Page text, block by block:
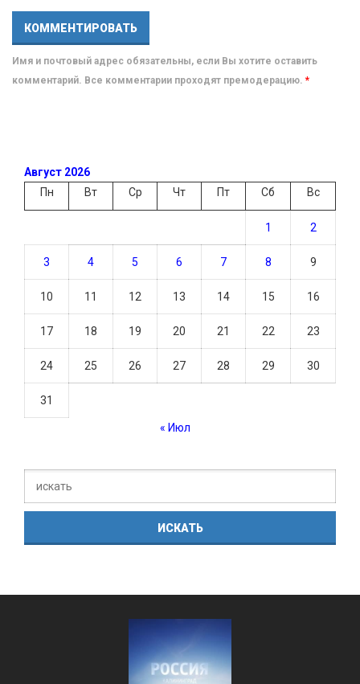
Имя и почтовый адрес обязательны, если Вы хотите оставить
комментарий. Все комментарии проходят премодерацию. *
Август 2026
Пн
Вт Ср Чт Пт Сб Вс
1 2
3 4 5 6 7 8 9
10 11 12 13 14 15 16
17 18 19 20 21 22 23
24 25 26 27 28 29 30
31
« Июл